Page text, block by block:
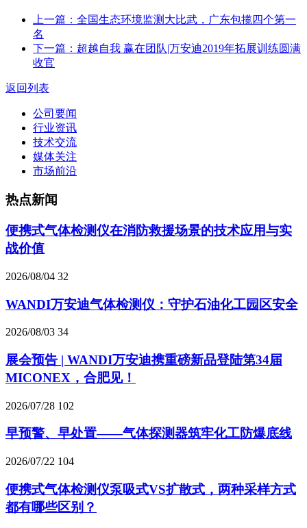
上一篇：全国生态环境监测大比武，广东包揽四个第一
名
下一篇：超越自我 赢在团队|万安迪2019年拓展训练圆满
收官
返回列表
公司要闻
行业资讯
技术交流
媒体关注
市场前沿
热点新闻
便携式气体检测仪在消防救援场景的技术应用与实
战价值
2026/08/04 32
WANDI万安迪气体检测仪：守护石油化工园区安全
2026/08/03 34
展会预告 | WANDI万安迪携重磅新品登陆第34届
MICONEX，合肥见！
2026/07/28 102
早预警、早处置——气体探测器筑牢化工防爆底线
2026/07/22 104
便携式气体检测仪泵吸式VS扩散式，两种采样方式
都有哪些区别？